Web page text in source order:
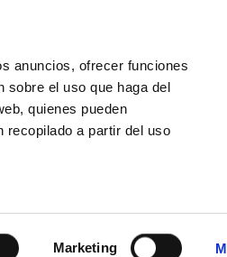
anuncios, ofrecer funciones
sobre el uso que haga del
quienes pueden
recopilado a partir del uso
Marketing